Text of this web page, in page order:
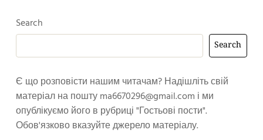
Search
Search
Є що розповісти нашим читачам? Надішліть свій
матеріал на поштуma6670296@gmail.com і ми
опублікуємо його в рубриці "Гостьові пости".
Обов'язково вказуйте джерело матеріалу.